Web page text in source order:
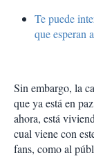
Te puede
que esperan
Sin embargo, la
que ya está en
ahora, está
cual viene con
fans, como al